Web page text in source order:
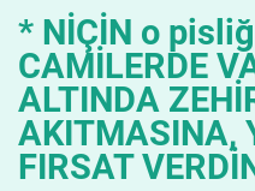
* NİÇİN o
CAMİLERDE
ALTINDA
AKITMASINA,
FIRSAT